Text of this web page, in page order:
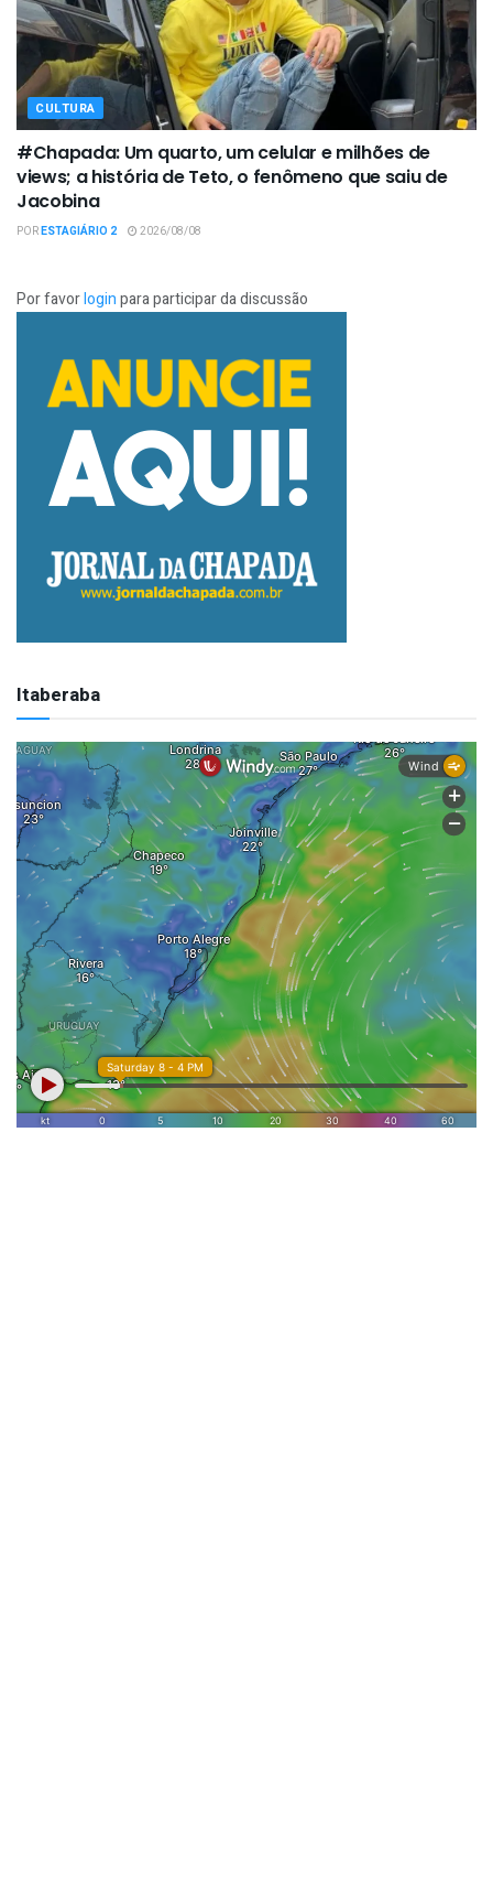
CULTURA
#Chapada: Um quarto, um celular e milhões de
views; a história de Teto, o fenômeno que saiu de
Jacobina
PORESTAGIÁRIO 2 2026/08/08
Por favorloginpara participar da discussão
Itaberaba